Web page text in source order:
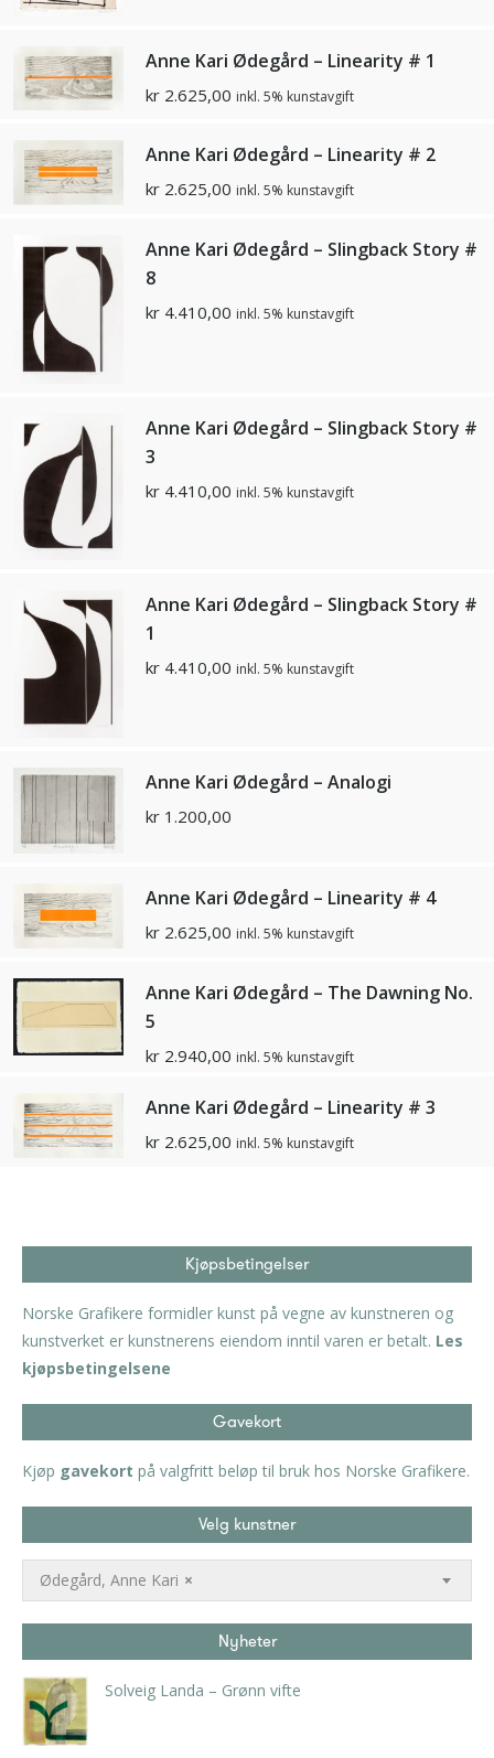
Anne Kari Ødegård – Linearity # 1
kr 2.625,00 inkl. 5% kunstavgift
Anne Kari Ødegård – Linearity # 2
kr 2.625,00 inkl. 5% kunstavgift
Anne Kari Ødegård – Slingback Story #
8
kr 4.410,00 inkl. 5% kunstavgift
Anne Kari Ødegård – Slingback Story #
3
kr 4.410,00 inkl. 5% kunstavgift
Anne Kari Ødegård – Slingback Story #
1
kr 4.410,00 inkl. 5% kunstavgift
Anne Kari Ødegård – Analogi
kr 1.200,00
Anne Kari Ødegård – Linearity # 4
kr 2.625,00 inkl. 5% kunstavgift
Anne Kari Ødegård – The Dawning No.
5
kr 2.940,00 inkl. 5% kunstavgift
Anne Kari Ødegård – Linearity # 3
kr 2.625,00 inkl. 5% kunstavgift
Kjøpsbetingelser
Norske Grafikere formidler kunst på vegne av kunstneren og
kunstverket er kunstnerens eiendom inntil varen er betalt. Les
kjøpsbetingelsene
Gavekort
Kjøp gavekort på valgfritt beløp til bruk hos Norske Grafikere.
Velg kunstner
×
Ødegård, Anne Kari
Nyheter
Solveig Landa – Grønn vifte